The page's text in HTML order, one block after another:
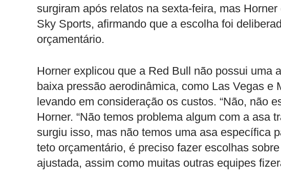
surgiram após relatos na sexta-feira, mas
Sky Sports, afirmando que a escolha foi
orçamentário.
Horner explicou que a Red Bull não possui uma
baixa pressão aerodinâmica, como Las Vegas e
levando em consideração os custos. “Não, não
Horner. “Não temos problema algum com a asa
surgiu isso, mas não temos uma asa específica
teto orçamentário, é preciso fazer escolhas
ajustada, assim como muitas outras equipes